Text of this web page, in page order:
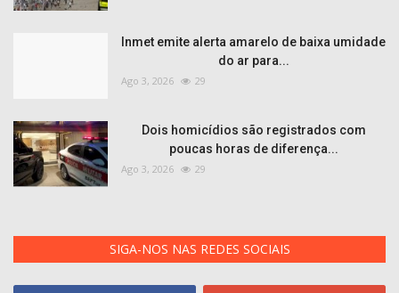
Inmet emite alerta amarelo de baixa umidade
do ar para...
Ago 3, 2026 29
Dois homicídios são registrados com
poucas horas de diferença...
Ago 3, 2026 29
SIGA-NOS NAS REDES SOCIAIS